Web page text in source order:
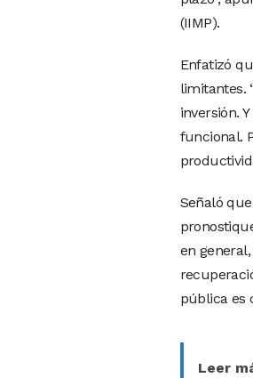
(IIMP).
Enfatizó
limitantes.
inversión.
funcional.
Señaló
en
pública es
Leer